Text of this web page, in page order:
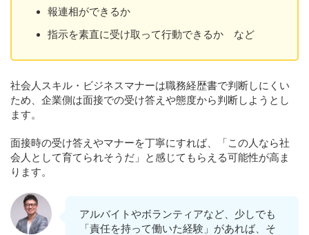
報連相ができるか
指示を素直に受け取って行動できるか など
社会人スキル・ビジネスマナーは職務経歴書で判断しにくい
ため、企業側は面接での受け答えや態度から判断しようとし
ます。
面接時の受け答えやマナーを丁寧にすれば、「この人なら社
会人として育てられそうだ」と感じてもらえる可能性が高ま
ります。
アルバイトやボランティアなど、少しでも
「責任を持って働いた経験」があれば、そ